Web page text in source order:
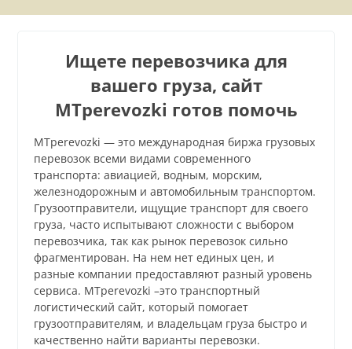
Ищете перевозчика для
вашего груза, сайт
MTperevozki готов помочь
MTperevozki — это международная биржа грузовых
перевозок всеми видами современного
транспорта: авиацией, водным, морским,
железнодорожным и автомобильным транспортом.
Грузоотправители, ищущие транспорт для своего
груза, часто испытывают сложности с выбором
перевозчика, так как рынок перевозок сильно
фрагментирован. На нем нет единых цен, и
разные компании предоставляют разный уровень
сервиса. MTperevozki –это транспортный
логистический сайт, который помогает
грузоотправителям, и владельцам груза быстро и
качественно найти варианты перевозки.